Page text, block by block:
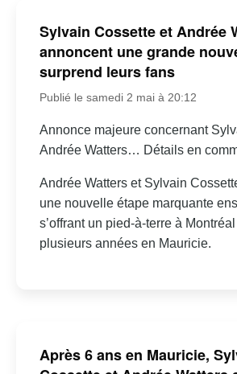
Sylvain Cossette et Andrée
annoncent une grande
surprend leurs fans
Publié le samedi 2 mai à 20:12
Annonce majeure concernant
Andrée Watters… Détails en
Andrée Watters et Sylvain
une nouvelle étape marquante
s’offrant un pied-à-terre à
plusieurs années en Mauricie.
Après 6 ans en Mauricie,